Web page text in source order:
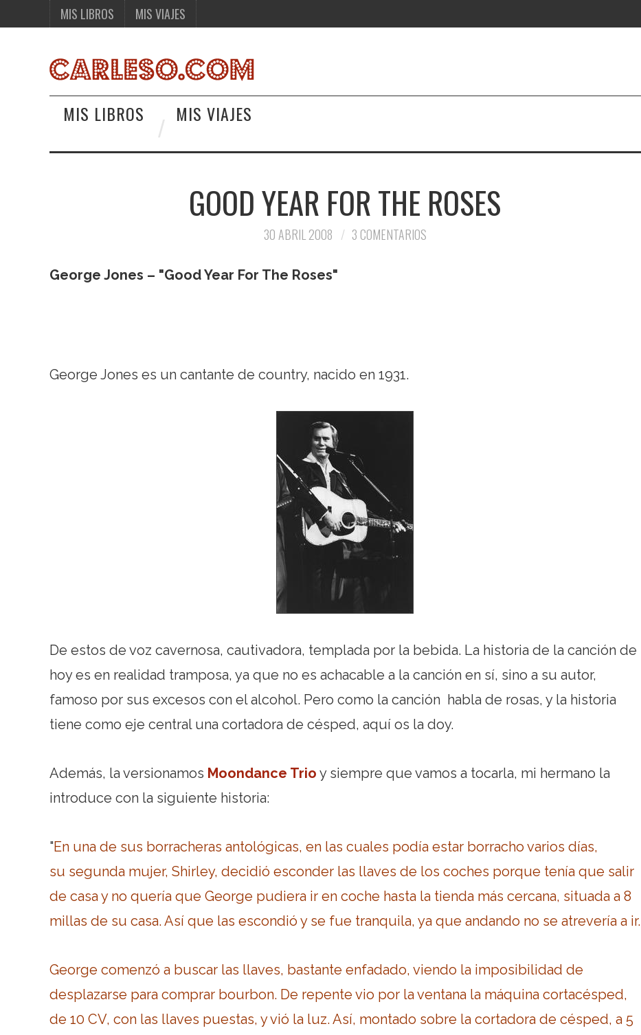
MIS LIBROS MIS VIAJES
MIS LIBROS MIS VIAJES
GOOD YEAR FOR THE ROSES
30 ABRIL 2008 3 COMENTARIOS
George Jones – "Good Year For The Roses"
George Jones es un cantante de country, nacido en 1931.
De estos de voz cavernosa, cautivadora, templada por la bebida. La historia de la canción de
hoy es en realidad tramposa, ya que no es achacable a la canción en sí, sino a su autor,
famoso por sus excesos con el alcohol. Pero como la canción habla de rosas, y la historia
tiene como eje central una cortadora de césped, aquí os la doy.
Además, la versionamos Moondance Trio y siempre que vamos a tocarla, mi hermano la
introduce con la siguiente historia:
"En una de sus borracheras antológicas, en las cuales podía estar borracho varios días,
su segunda mujer, Shirley, decidió esconder las llaves de los coches porque tenía que salir
de casa y no quería que George pudiera ir en coche hasta la tienda más cercana, situada a 8
millas de su casa. Así que las escondió y se fue tranquila, ya que andando no se atrevería a ir.
George comenzó a buscar las llaves, bastante enfadado, viendo la imposibilidad de
desplazarse para comprar bourbon. De repente vio por la ventana la máquina cortacésped,
de 10 CV, con las llaves puestas, y vió la luz. Así, montado sobre la cortadora de césped, a 5